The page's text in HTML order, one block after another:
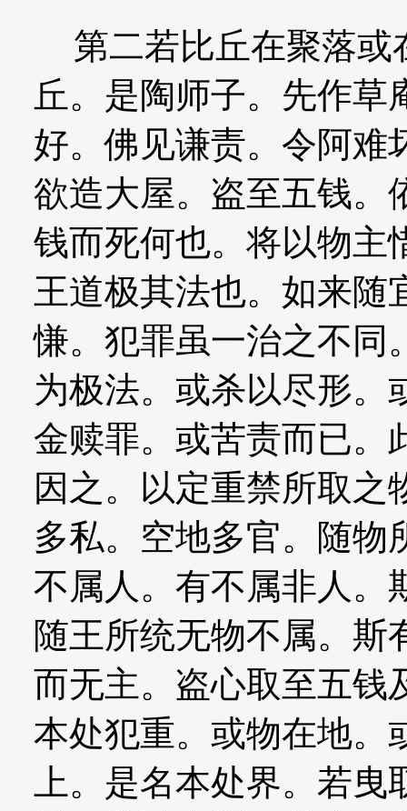
第二若比丘在聚落或
丘。是陶师子。先作
好。佛见谦责。令阿难
欲造大屋。盗至五钱。
钱而死何也。将以物主
王道极其法也。如来随
慊。犯罪虽一治之不同
为极法。或杀以尽形。
金赎罪。或苦责而已。
因之。以定重禁所取之
多私。空地多官。随物
不属人。有不属非人。
随王所统无物不属。斯
而无主。盗心取至五钱
本处犯重。或物在地。
上。是名本处界。若